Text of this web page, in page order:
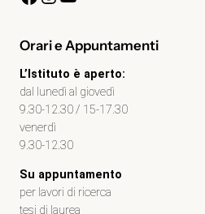
Orari e Appuntamenti
L’Istituto è aperto:
dal lunedì al giovedì
9.30-12.30 / 15-17.30
venerdì
9.30-12.30
Su appuntamento
per lavori di ricerca
tesi di laurea